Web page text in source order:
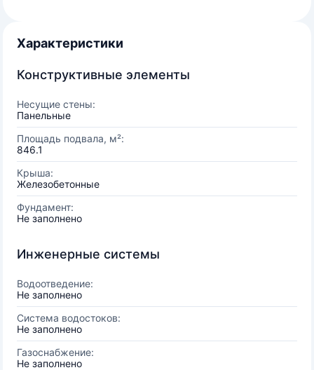
Характеристики
Конструктивные элементы
Несущие стены:
Панельные
Площадь подвала, м²:
846.1
Крыша:
Железобетонные
Фундамент:
Не заполнено
Инженерные системы
Водоотведение:
Не заполнено
Система водостоков:
Не заполнено
Газоснабжение:
Не заполнено